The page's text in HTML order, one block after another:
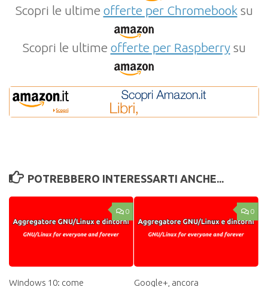
Scopri le ultime offerte per Chromebooksu
Scopri le ultime offerte per Raspberrysu
POTREBBERO INTERESSARTI ANCHE...
0
Windows 10: come
0
Google+, ancora